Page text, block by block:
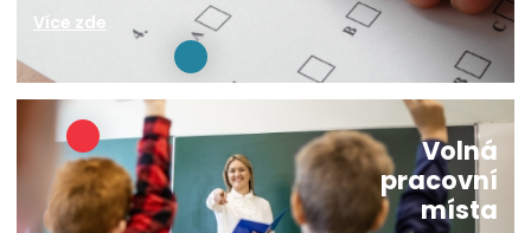
Více zde
Volná
pracovní
místa